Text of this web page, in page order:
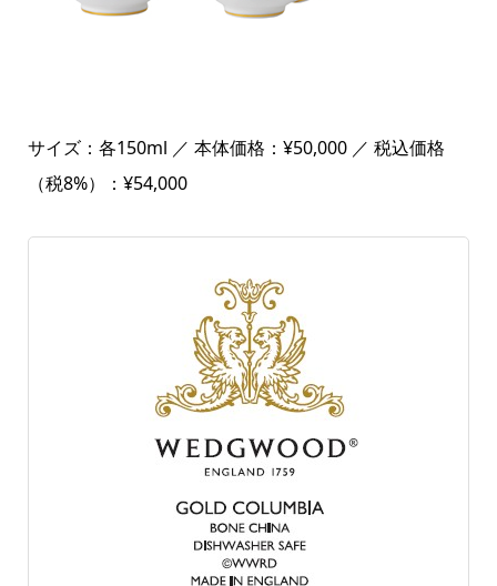
サイズ：各150ml ／ 本体価格：¥50,000 ／ 税込価格
（税8%）：¥54,000